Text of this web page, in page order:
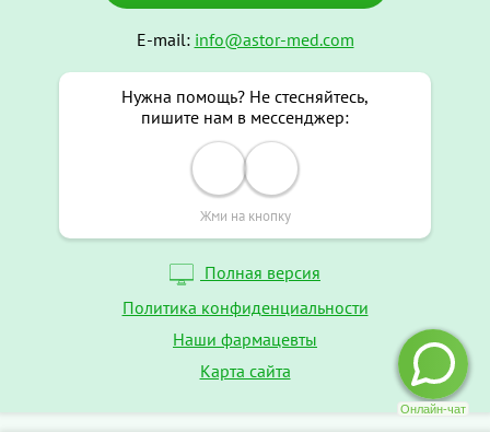
E-mail: info@astor-med.com
Нужна помощь? Не стесняйтесь,
пишите нам в мессенджер:
Жми на кнопку
Полная версия
Политика конфиденциальности
Наши фармацевты
Карта сайта